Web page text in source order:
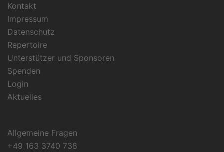
Kontakt
Impressum
Datenschutz
Repertoire
Unterstützer und Sponsoren
Spenden
Login
Aktuelles
Allgemeine Fragen
+49 163 3740 738